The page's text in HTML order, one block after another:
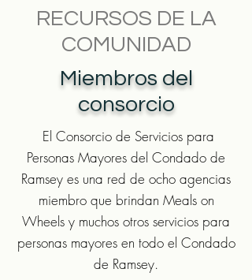
RECURSOS DE LA
COMUNIDAD
Miembros del
consorcio
El Consorcio de Servicios para
Personas Mayores del Condado de
Ramsey es una red de ocho agencias
miembro que brindan Meals on
Wheels y muchos otros servicios para
personas mayores en todo el Condado
de Ramsey.